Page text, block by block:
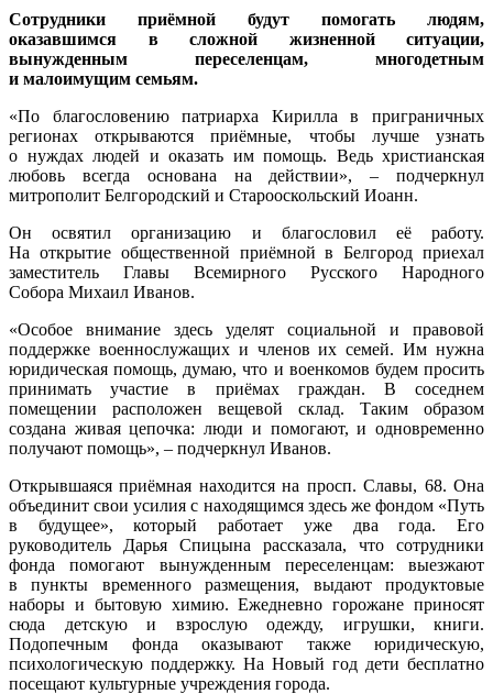
Сотрудники приёмной будут помогать людям,
оказавшимся в сложной жизненной ситуации,
вынужденным переселенцам, многодетным
и малоимущим семьям.
«По благословению патриарха Кирилла в приграничных
регионах открываются приёмные, чтобы лучше узнать
о нуждах людей и оказать им помощь. Ведь христианская
любовь всегда основана на действии», – подчеркнул
митрополит Белгородский и Старооскольский Иоанн.
Он освятил организацию и благословил её работу.
На открытие общественной приёмной в Белгород приехал
заместитель Главы Всемирного Русского Народного
Собора Михаил Иванов.
«Особое внимание здесь уделят социальной и правовой
поддержке военнослужащих и членов их семей. Им нужна
юридическая помощь, думаю, что и военкомов будем просить
принимать участие в приёмах граждан. В соседнем
помещении расположен вещевой склад. Таким образом
создана живая цепочка: люди и помогают, и одновременно
получают помощь», – подчеркнул Иванов.
Открывшаяся приёмная находится на просп. Славы, 68. Она
объединит свои усилия с находящимся здесь же фондом «Путь
в будущее», который работает уже два года. Его
руководитель Дарья Спицына рассказала, что сотрудники
фонда помогают вынужденным переселенцам: выезжают
в пункты временного размещения, выдают продуктовые
наборы и бытовую химию. Ежедневно горожане приносят
сюда детскую и взрослую одежду, игрушки, книги.
Подопечным фонда оказывают также юридическую,
психологическую поддержку. На Новый год дети бесплатно
посещают культурные учреждения города.